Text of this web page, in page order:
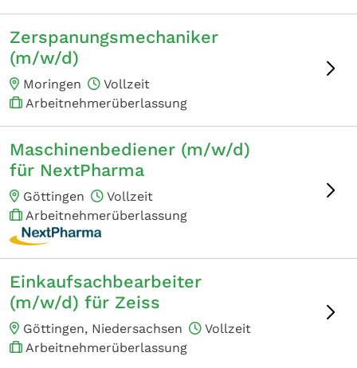
Zerspanungsmechaniker
(m/w/d)
Moringen
Vollzeit
Arbeitnehmerüberlassung
Maschinenbediener (m/w/d)
für NextPharma
Göttingen
Vollzeit
Arbeitnehmerüberlassung
Einkaufsachbearbeiter
(m/w/d) für Zeiss
Göttingen, Niedersachsen
Vollzeit
Arbeitnehmerüberlassung